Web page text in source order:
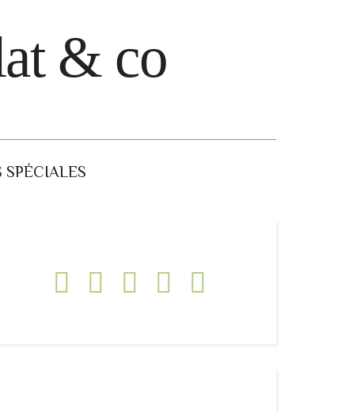
& co
SPÉCIALES